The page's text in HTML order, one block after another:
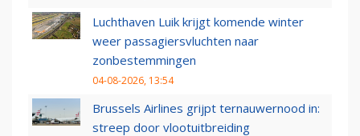
Luchthaven Luik krijgt komende winter
weer passagiersvluchten naar
zonbestemmingen
04-08-2026, 13:54
Brussels Airlines grijpt ternauwernood in:
streep door vlootuitbreiding